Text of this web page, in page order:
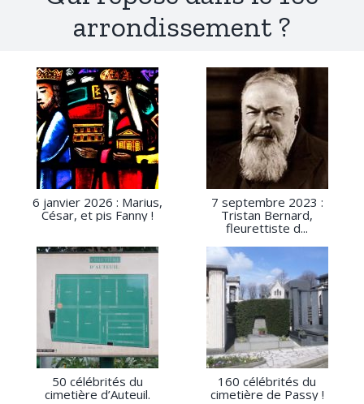
arrondissement ?
6 janvier 2026 : Marius,
César, et pis Fanny !
7 septembre 2023 :
Tristan Bernard,
fleurettiste d...
50 célébrités du
cimetière d’Auteuil.
160 célébrités du
cimetière de Passy !